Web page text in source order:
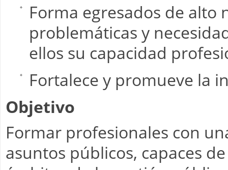
Forma egresados de alto
problemáticas y
ellos su capacidad
Fortalece y promueve la
Objetivo
Formar profesionales con
asuntos públicos, capaces